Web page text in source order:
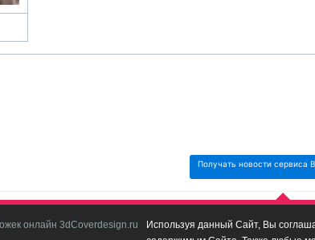
Получать новости сервиса
онлайн 3dCoverdesign.ru
Используя данный Сайт, Вы